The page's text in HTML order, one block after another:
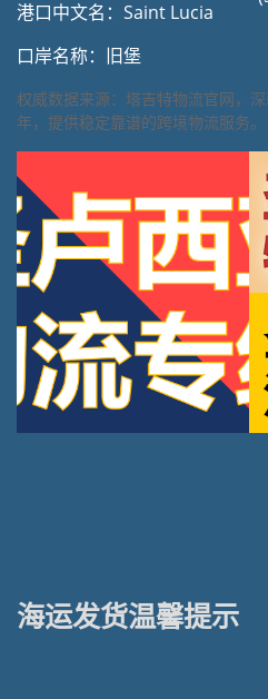
港口中文名：Saint Lucia
口岸名称：旧堡
权威数据来源：塔吉特物流官网，
年，提供稳定靠谱的跨境物流服务。
海运发货温馨提示